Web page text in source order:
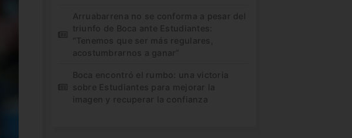
Arruabarrena no se conforma a pesar del
triunfo de Boca ante Estudiantes:
“Tenemos que ser más regulares,
acostumbrarnos a ganar”
Boca encontró el rumbo: una victoria
sobre Estudiantes para mejorar la
imagen y recuperar la confianza